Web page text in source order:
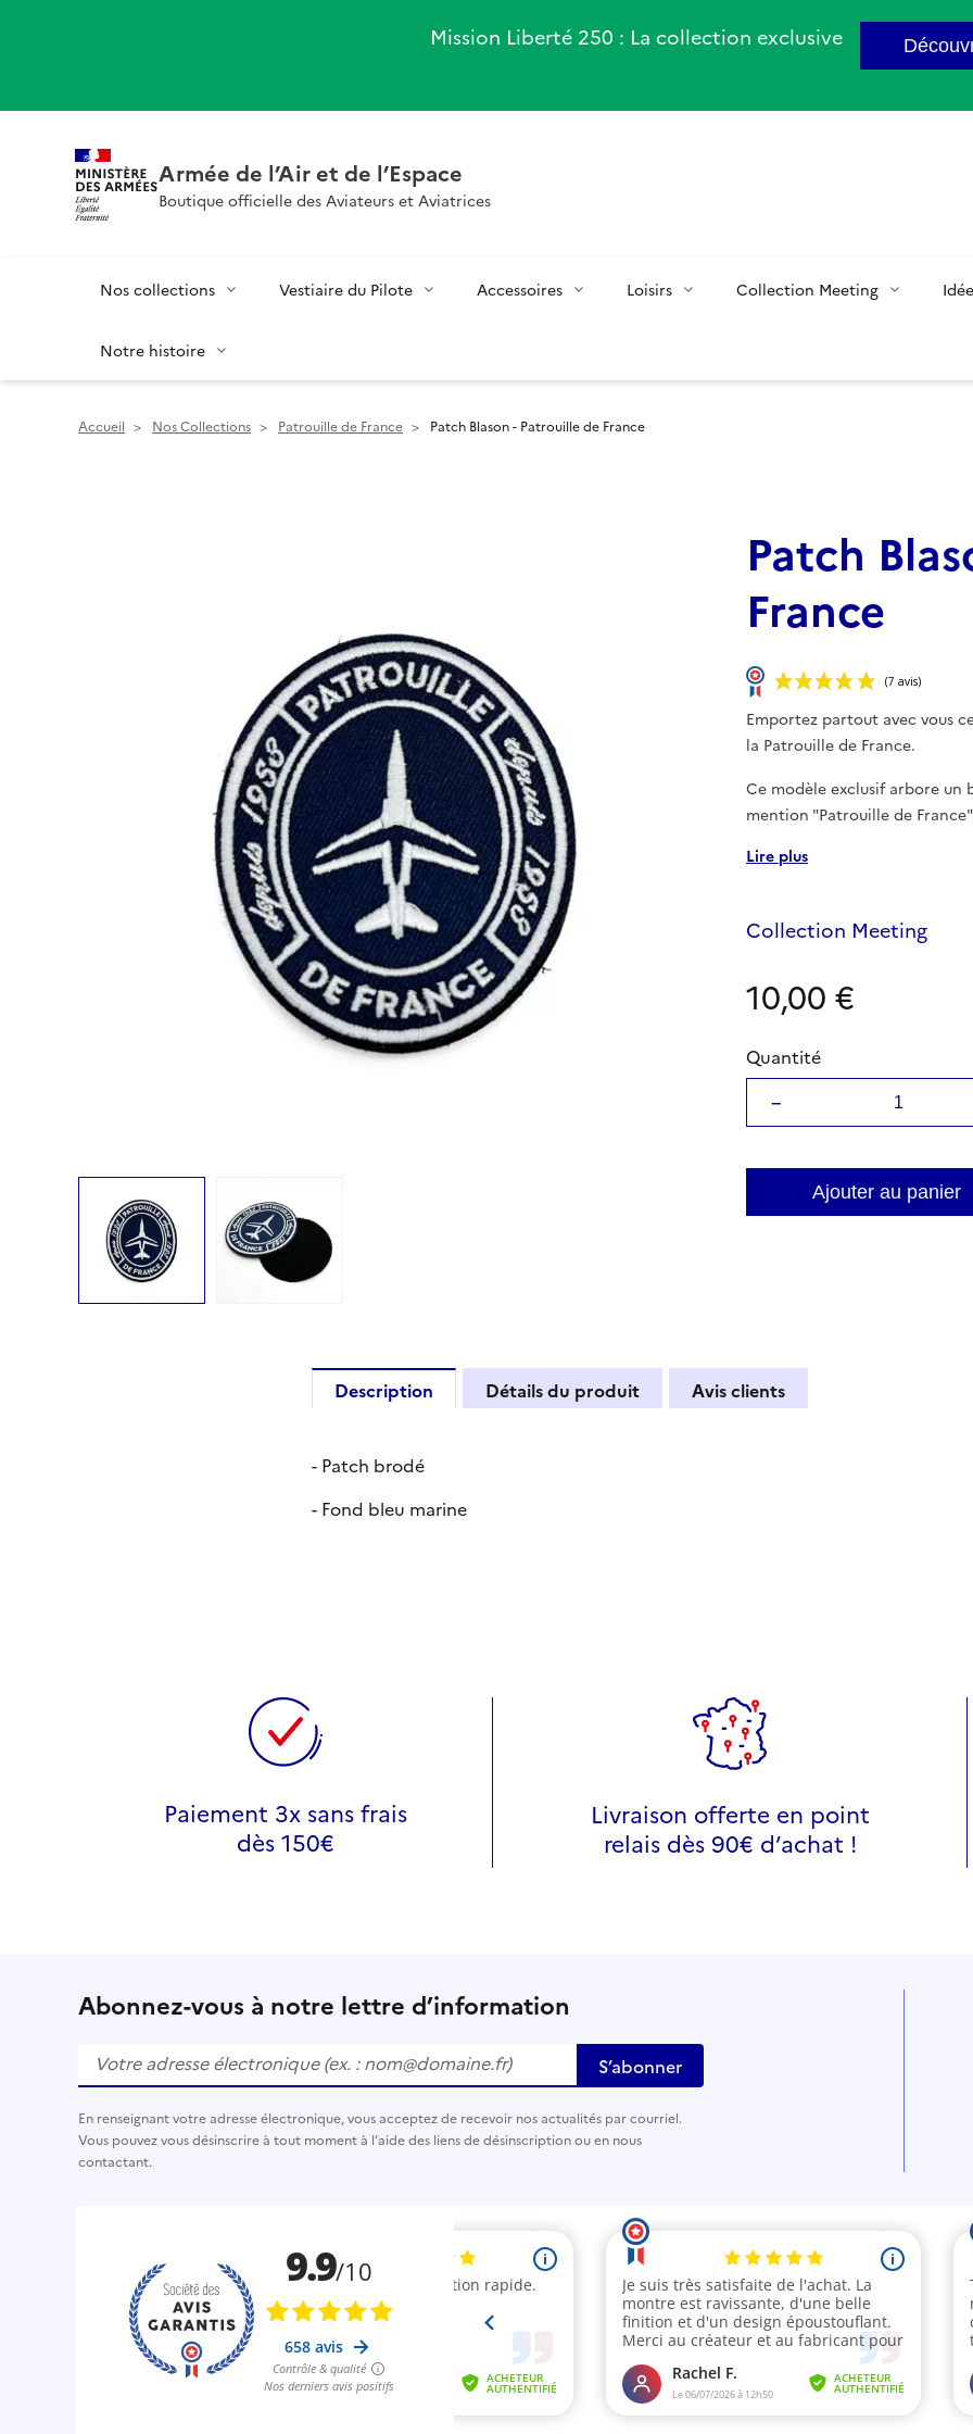
Mission Liberté 250 : La collection exclusive
Armée de l’Air et de l’Espace
Boutique officielle des Aviateurs et Aviatrices
Nos collections Vestiaire du Pilote Accessoires Loisirs Collection Meeting
Notre histoire
Accueil > Nos Collections > Patrouille de France > Patch Blason - Patrouille de France
Patch
France
Emportez partout avec vous
la Patrouille de France.
Ce modèle exclusif arbore un
mention "Patrouille de
Lire plus
Collection Meeting
10,00 €
Quantité
−
Ajouter au panier
Description Détails du produit Avis clients
- Patch brodé
- Fond bleu marine
Paiement 3x sans frais
dès 150€
Livraison offerte en point
relais dès 90€ d’achat !
Abonnez-vous à notre lettre d’information
S’abonner
En renseignant votre adresse électronique, vous acceptez de recevoir nos actualités par courriel.
Vous pouvez vous désinscrire à tout moment à l’aide des liens de désinscription ou en nous
contactant.